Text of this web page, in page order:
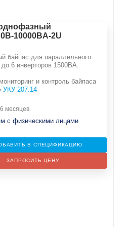
10000BA-2U
байпас для параллельного
до 6 инверторов 1500ВА.
и контроль байпаса
УКУ 207.14
месяцев
с физическими лицами
В СПЕЦИФИКАЦИЮ
ЗАПРОСИТЬ ЦЕНУ